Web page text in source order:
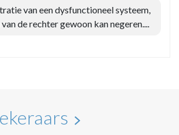
van een dysfunctioneel systeem,
de rechter gewoon kan negeren....